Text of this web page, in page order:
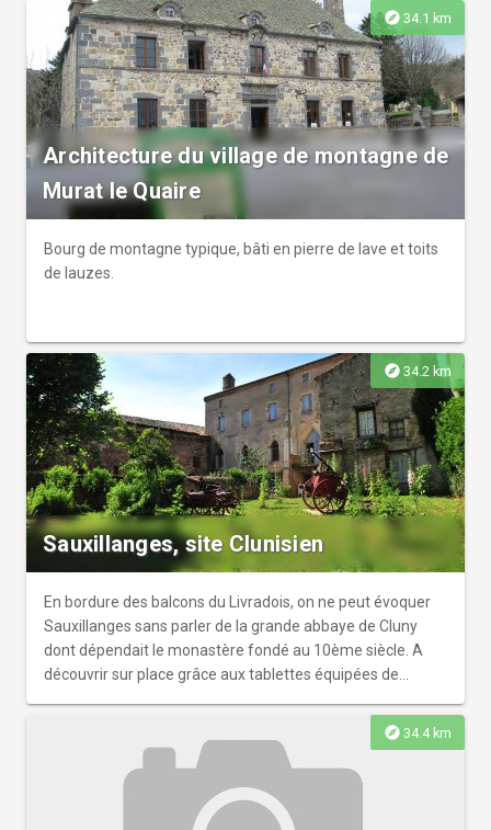
explore 34.1 km
Architecture du village de montagne de
Murat le Quaire
Bourg de montagne typique, bâti en pierre de lave et toits
de lauzes.
explore 34.2 km
Sauxillanges, site Clunisien
En bordure des balcons du Livradois, on ne peut évoquer
Sauxillanges sans parler de la grande abbaye de Cluny
dont dépendait le monastère fondé au 10ème siècle. A
découvrir sur place grâce aux tablettes équipées de
explore 34.4 km